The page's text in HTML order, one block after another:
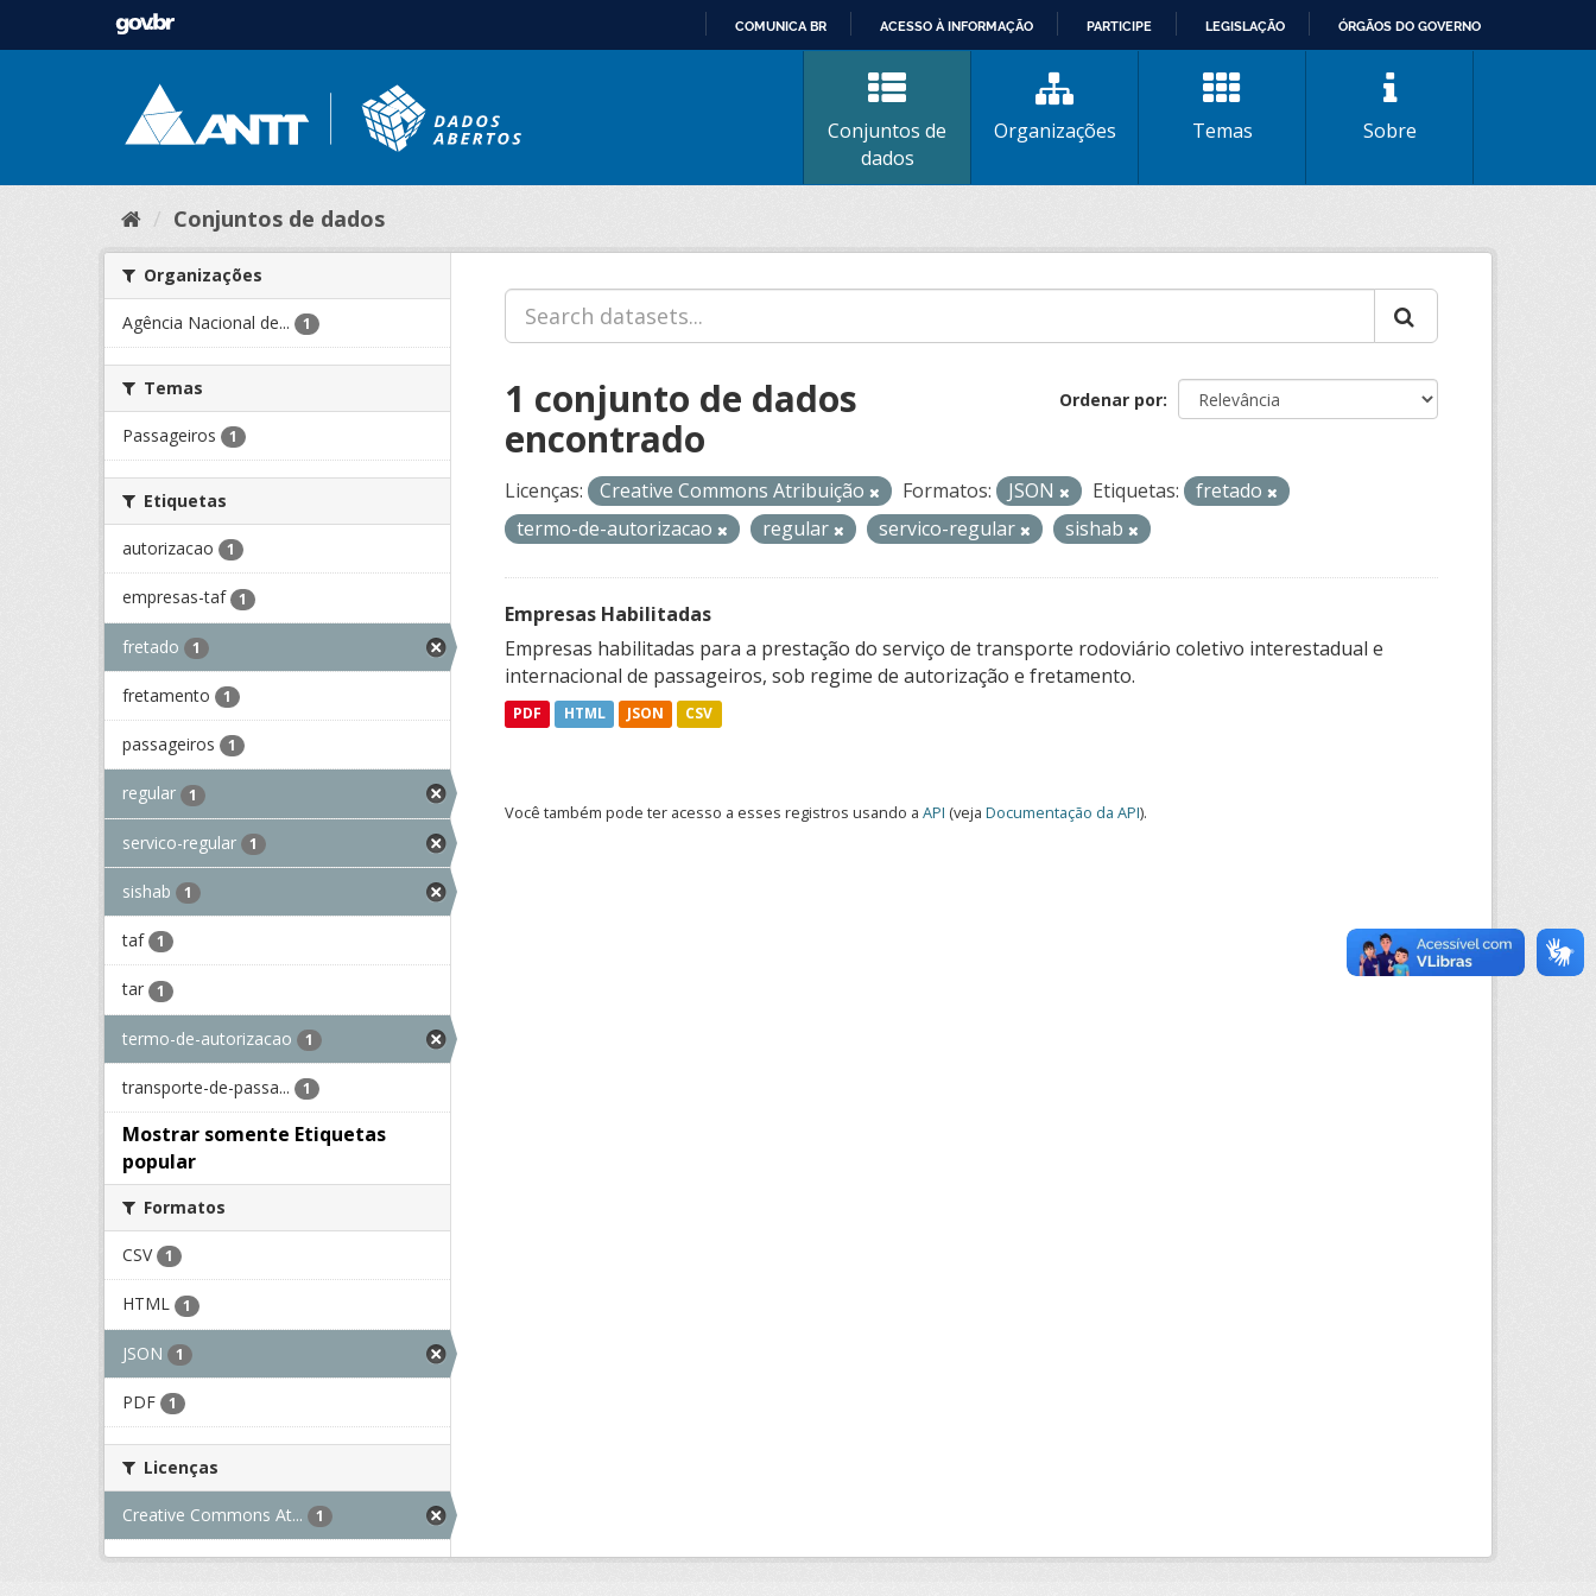
CONTEÚDO
COMUNICA BR ACESSO À INFORMAÇÃO PARTICIPE LEGISLAÇÃO ÓRGÃOS DO GOVERNO
Conjuntos de
dados
Organizações Temas Sobre
Conjuntos de dados
Organizações
Agência Nacional de... 1
Temas
Passageiros 1
Etiquetas
autorizacao 1
empresas-taf 1
fretado 1
fretamento 1
passageiros 1
regular 1
servico-regular 1
sishab 1
taf 1
tar 1
termo-de-autorizacao 1
transporte-de-passa... 1
Mostrar somente Etiquetas
popular
Formatos
CSV 1
HTML 1
JSON 1
PDF 1
Licenças
Creative Commons At... 1
Ordenar por
1 conjunto de dados
encontrado
Licenças: Creative Commons Atribuição Formatos: JSON Etiquetas:
fretado
termo-de-autorizacao
regular servico-regular sishab
Empresas Habilitadas
Empresas habilitadas para a prestação do serviço de transporte rodoviário coletivo interestadual e
internacional de passageiros, sob regime de autorização e fretamento.
PDF HTML JSON CSV
Você também pode ter acesso a esses registros usando a API (veja Documentação da API).